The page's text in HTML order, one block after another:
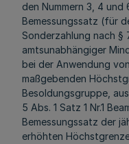
den Nummern 3, 4 und
Bemessungssatz (für
Sonderzahlung nach §
amtsunabhängiger
bei der Anwendung
maßgebenden
Besoldungsgruppe,
5 Abs. 1 Satz 1 Nr.1
Bemessungssatz der
erhöhten